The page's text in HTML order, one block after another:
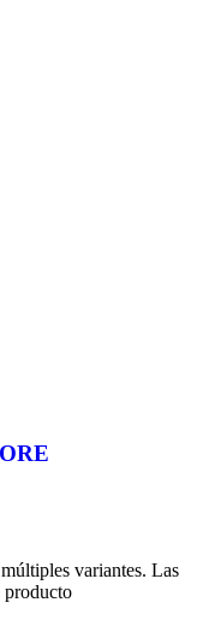
variantes. Las
producto